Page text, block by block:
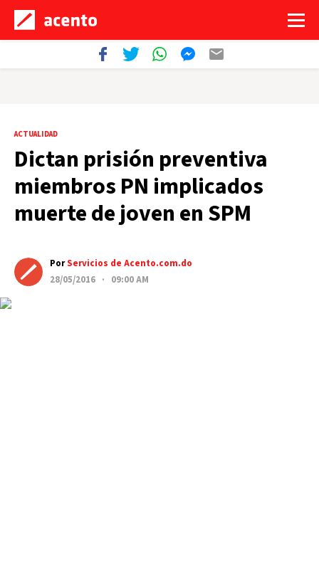
ACTUALIDAD
Dictan prisión preventiva
miembros PN implicados
muerte de joven en SPM
PorServicios de Acento.com.do
28/05/2016 · 09:00 AM